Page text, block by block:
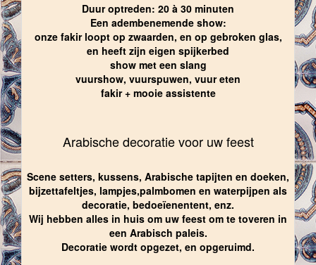
Duur optreden: 20 à 30 minuten
Een adembenemende show:
onze fakir loopt op zwaarden, en op gebroken glas,
en heeft zijn eigen spijkerbed
show met een slang
vuurshow, vuurspuwen, vuur eten
fakir + mooie assistente
Arabische decoratie voor uw feest
Scene setters, kussens, Arabische tapijten en doeken,
bijzettafeltjes, lampjes,palmbomen en waterpijpen als
decoratie, bedoeïenentent, enz.
Wij hebben alles in huis om uw feest om te toveren in
een Arabisch paleis.
Decoratie wordt opgezet, en opgeruimd.